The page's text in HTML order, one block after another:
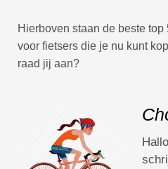
Hierboven staan de beste
voor fietsers die je nu kunt
raad jij aan?